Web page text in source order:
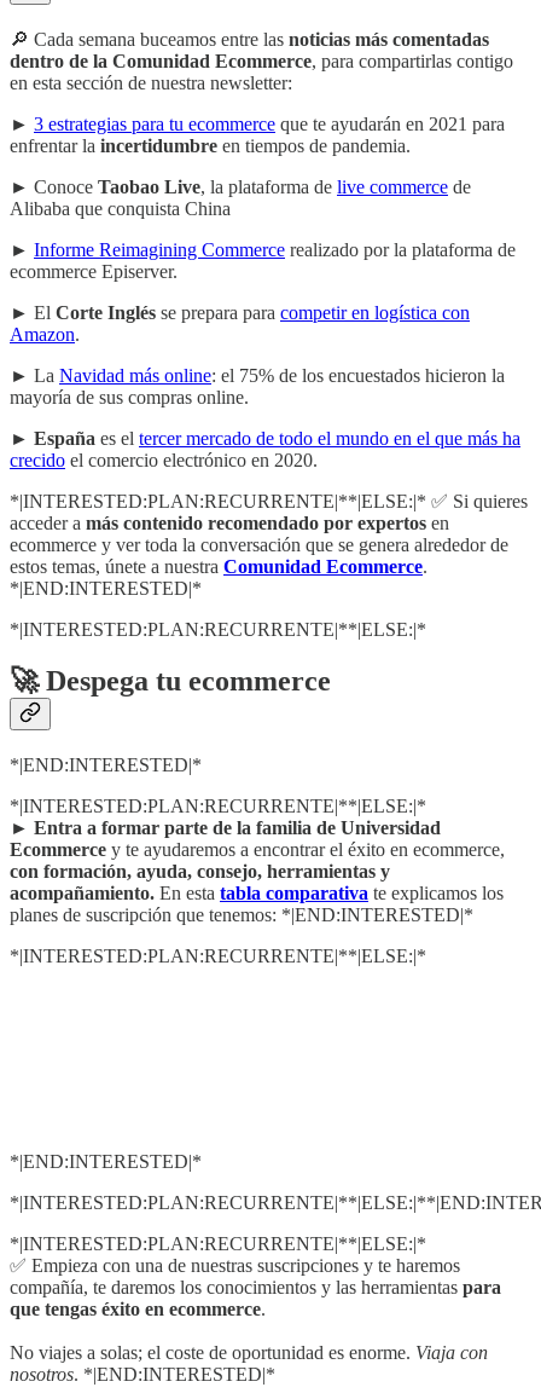
🔎 Cada semana buceamos entre las noticias más comentadas
dentro de la Comunidad Ecommerce, para compartirlas contigo
en esta sección de nuestra newsletter:
► 3 estrategias para tu ecommerce que te ayudarán en 2021 para
enfrentar la incertidumbre en tiempos de pandemia.
► Conoce Taobao Live, la plataforma de live commerce de
Alibaba que conquista China
► Informe Reimagining Commerce realizado por la plataforma de
ecommerce Episerver.
► El Corte Inglés se prepara para competir en logística con
Amazon.
► La Navidad más online: el 75% de los encuestados hicieron la
mayoría de sus compras online.
► España es el tercer mercado de todo el mundo en el que más ha
crecido el comercio electrónico en 2020.
*|INTERESTED:PLAN:RECURRENTE|**|ELSE:|* ✅ Si quieres
acceder a más contenido recomendado por expertos en
ecommerce y ver toda la conversación que se genera alrededor de
estos temas, únete a nuestra Comunidad Ecommerce.
*|END:INTERESTED|*
*|INTERESTED:PLAN:RECURRENTE|**|ELSE:|*
🚀 Despega tu ecommerce
*|END:INTERESTED|*
*|INTERESTED:PLAN:RECURRENTE|**|ELSE:|*
► Entra a formar parte de la familia de Universidad
Ecommerce y te ayudaremos a encontrar el éxito en ecommerce,
con formación, ayuda, consejo, herramientas y
acompañamiento. En esta tabla comparativa te explicamos los
planes de suscripción que tenemos: *|END:INTERESTED|*
*|INTERESTED:PLAN:RECURRENTE|**|ELSE:|*
*|END:INTERESTED|*
*|INTERESTED:PLAN:RECURRENTE|**|ELSE:|*
✅ Empieza con una de nuestras suscripciones y te haremos
compañía, te daremos los conocimientos y las herramientas para
que tengas éxito en ecommerce.
No viajes a solas; el coste de oportunidad es enorme. Viaja con
nosotros. *|END:INTERESTED|*